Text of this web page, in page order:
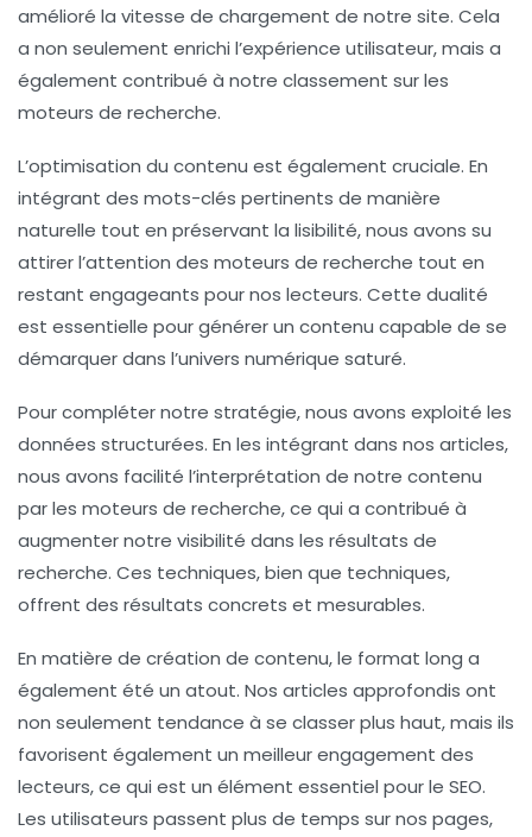
amélioré la vitesse de chargement de notre site. Cela
a non seulement enrichi l’expérience utilisateur, mais a
également contribué à notre classement sur les
moteurs de recherche.
L’optimisation du contenu est également cruciale. En
intégrant des mots-clés pertinents de manière
naturelle tout en préservant la lisibilité, nous avons su
attirer l’attention des moteurs de recherche tout en
restant engageants pour nos lecteurs. Cette dualité
est essentielle pour générer un contenu capable de se
démarquer dans l’univers numérique saturé.
Pour compléter notre stratégie, nous avons exploité les
données structurées. En les intégrant dans nos articles,
nous avons facilité l’interprétation de notre contenu
par les moteurs de recherche, ce qui a contribué à
augmenter notre visibilité dans les résultats de
recherche. Ces techniques, bien que techniques,
offrent des résultats concrets et mesurables.
En matière de création de contenu, le format long a
également été un atout. Nos articles approfondis ont
non seulement tendance à se classer plus haut, mais ils
favorisent également un meilleur engagement des
lecteurs, ce qui est un élément essentiel pour le SEO.
Les utilisateurs passent plus de temps sur nos pages,